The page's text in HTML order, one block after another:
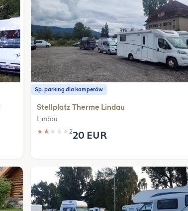
Sp. parking dla kamperów
Stellplatz Therme Lindau
Lindau
★ ★ ★ ★ ★220 EUR